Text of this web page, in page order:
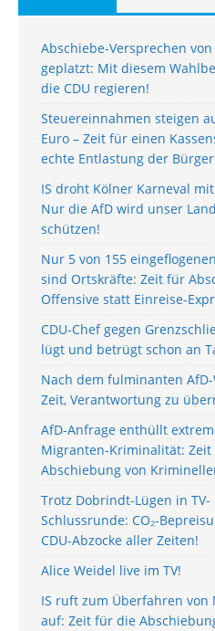
Abschiebe-Versprechen von
geplatzt: Mit diesem
die CDU regieren!
Steuereinnahmen steigen
Euro – Zeit für einen
echte Entlastung der
IS droht Kölner Karneval
Nur die AfD wird unser
schützen!
Nur 5 von 155
sind Ortskräfte: Zeit für
Offensive statt Einreise-
CDU-Chef gegen
lügt und betrügt schon an
Nach dem fulminanten
Zeit, Verantwortung zu
AfD-Anfrage enthüllt
Migranten-Kriminalität:
Abschiebung von
Trotz Dobrindt-Lügen in TV-
Schlussrunde: CO₂-
CDU-Abzocke aller Zeiten!
Alice Weidel live im TV!
IS ruft zum Überfahren von
auf: Zeit für die